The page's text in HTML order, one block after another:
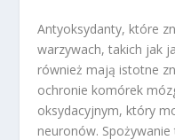
Antyoksydanty, które
warzywach, takich jak
również mają istotne
ochronie komórek
oksydacyjnym, który
neuronów.